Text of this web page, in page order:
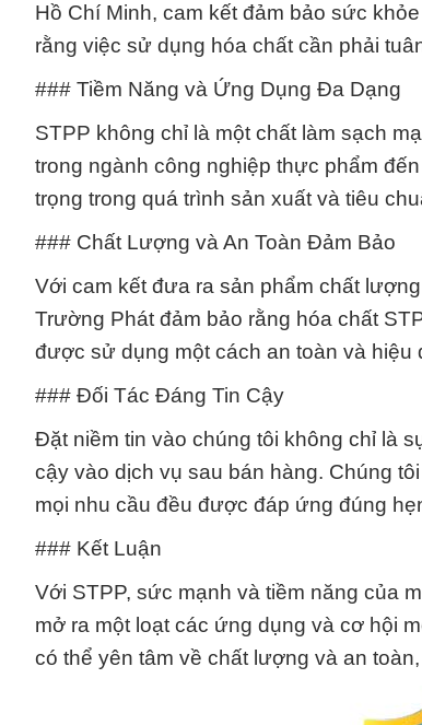
Hồ Chí Minh, cam kết đảm bảo sức
rằng việc sử dụng hóa chất cần phải
### Tiềm Năng và Ứng Dụng Đa Dạng
STPP không chỉ là một chất làm sạch
trong ngành công nghiệp thực phẩm
trọng trong quá trình sản xuất và tiêu
### Chất Lượng và An Toàn Đảm Bảo
Với cam kết đưa ra sản phẩm chất
Trường Phát đảm bảo rằng hóa chất
được sử dụng một cách an toàn và hiệu
### Đối Tác Đáng Tin Cậy
Đặt niềm tin vào chúng tôi không chỉ là
cậy vào dịch vụ sau bán hàng. Chúng
mọi nhu cầu đều được đáp ứng đúng
### Kết Luận
Với STPP, sức mạnh và tiềm năng của
mở ra một loạt các ứng dụng và cơ hội
có thể yên tâm về chất lượng và an